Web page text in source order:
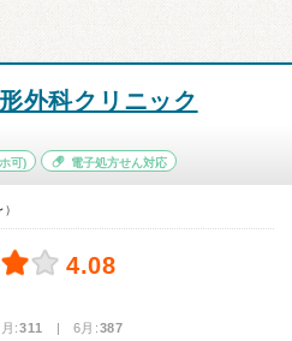
外科クリニック
可) 電子処方せん対応
4.08
:311 | 6月:387